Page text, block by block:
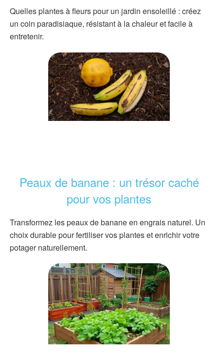
Quelles plantes à fleurs pour un jardin ensoleillé : créez
un coin paradisiaque, résistant à la chaleur et facile à
entretenir.
Peaux de banane : un trésor caché
pour vos plantes
Transformez les peaux de banane en engrais naturel. Un
choix durable pour fertiliser vos plantes et enrichir votre
potager naturellement.